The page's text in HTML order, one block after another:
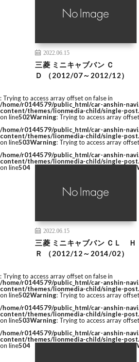
2022.06.15
三菱 ミニキャブバン Ｃ
Ｄ （2012/07～2012/12）
: Trying to access array offset on false in
/home/r0144579/public_html/car-anshin-
content/themes/lionmedia-child/single-
on line502Warning: Trying to access array
/home/r0144579/public_html/car-anshin-
content/themes/lionmedia-child/single-
on line503Warning: Trying to access array
/home/r0144579/public_html/car-anshin-
content/themes/lionmedia-child/single-
on line504
2022.06.15
三菱 ミニキャブバン ＣＬ Ｈ
Ｒ （2012/12～2014/02）
: Trying to access array offset on false in
/home/r0144579/public_html/car-anshin-
content/themes/lionmedia-child/single-
on line502Warning: Trying to access array
/home/r0144579/public_html/car-anshin-
content/themes/lionmedia-child/single-
on line503Warning: Trying to access array
/home/r0144579/public_html/car-anshin-
content/themes/lionmedia-child/single-
on line504